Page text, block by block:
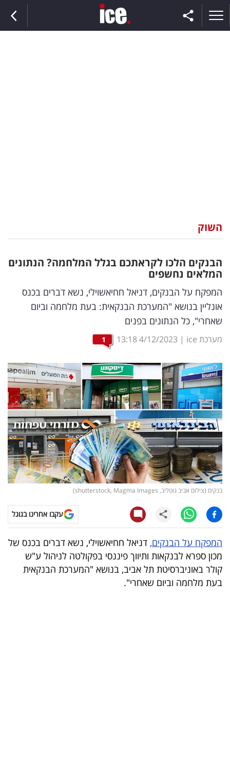
וצרכנות
דיגיטל
וטק
שיווק
ופרסום
מדדים
ומחקרים
דעות
רכילות
עסקית
קריפטו
ויראלי
טלוויזיה
עסקי
ספורט
השוק
הבנקים הלכו לקראתכם בגלל המלחמה? הנתונים
המלאים נחשפים
המפקח על הבנקים, דניאל חחיאשוילי, נשא דברים בכנס
אונליין בנושא "המערכת הבנקאית: בעת מלחמה וביום
שאחרי", כל הנתונים בפנים
מערכת ice |
4/12/2023
13:18
1
בנקים (צילום אביב גוטליב, shutterstock, Magma Images)
עקבו אחרינו בגוגל
המפקח על הבנקים, דניאל חחיאשוילי, נשא דברים בכנס של
מכון ספרא לבנקאות ותיווך פיננסי בפקולטה לניהול ע"ש
קולר באוניברסיטת תל אביב, בנושא "המערכת הבנקאית
בעת מלחמה וביום שאחרי".